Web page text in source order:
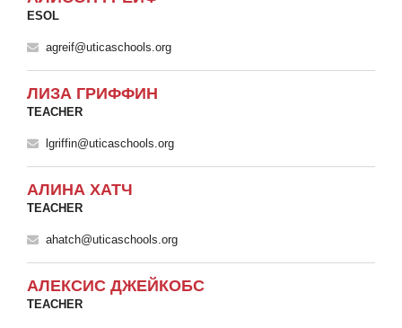
ESOL
agreif@uticaschools.org
ЛИЗА ГРИФФИН
TEACHER
lgriffin@uticaschools.org
АЛИНА ХАТЧ
TEACHER
ahatch@uticaschools.org
АЛЕКСИС ДЖЕЙКОБС
TEACHER